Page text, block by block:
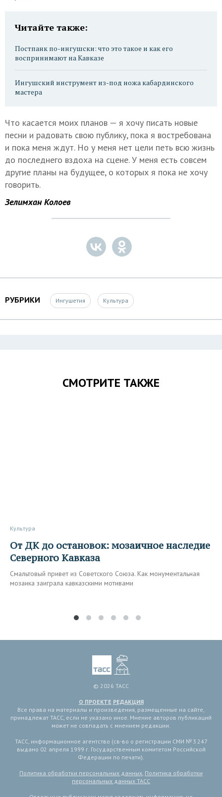
Читайте также:
Постпанк по-ингушски: что это такое и как его
воспринимают на Кавказе
Ингушский инструмент из-под ножа кабардинского
мастера
Что касается моих планов — я хочу писать новые
песни и радовать свою публику, пока я востребована
и пока меня ждут. Но у меня нет цели петь всю жизнь
до последнего вздоха на сцене. У меня есть совсем
другие планы на будущее, о которых я пока не хочу
говорить.
Зелимхан Колоев
РУБРИКИ Ингушетия Культура
СМОТРИТЕ ТАКЖЕ
Культура
От ДК до остановок: мозаичное наследие
Северного Кавказа
Смальтовый привет из Советского Союза. Как монументальная
мозаика заиграла кавказскими мотивами
© 2026 ТАСС
О ПРОЕКТЕ РЕДАКЦИЯ
Все права на материалы и произведения, размещенные на сайте,
принадлежат ТАСС, если не указано иное. Мнение авторов публикаций
может не совпадать с мнением редакции.
ТАСС, информационное агентство (св-во о регистрации СМИ № 3 247
выдано 02 апреля 1999 г. Государственным комитетом Российской
Федерации по печати).
Политика обработки персональных данных Политика обработки
персональных данных ТАСС